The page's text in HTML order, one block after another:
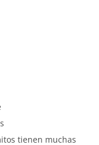
tienen muchas